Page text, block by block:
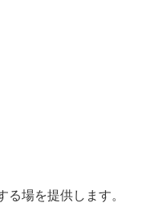
場を提供します。